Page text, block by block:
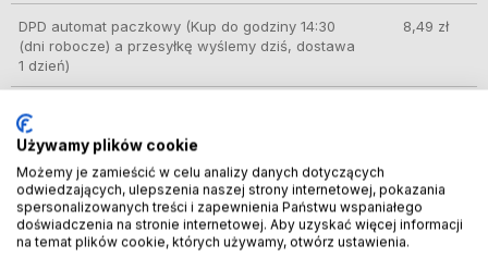
DPD automat paczkowy(Kup do godziny 14:30
(dni robocze) a przesyłkę wyślemy dziś, dostawa
1 dzień)
8,49 zł
sklepów Żabka i innych
(dni robocze) a przesyłkę wyślemy dziś, dostawa
1 dzień)
DPD Pickup punkt odbioru/automat paczkowy
(Kup do godziny 14:30 (dni robocze) a przesyłkę
wyślemy dziś, dostawa 1 dzień)
9,99 zł
Używamy plików cookie
Możemy je zamieścić w celu analizy danych dotyczących
odwiedzających, ulepszenia naszej strony internetowej, pokazania
spersonalizowanych treści i zapewnienia Państwu wspaniałego
doświadczenia na stronie internetowej. Aby uzyskać więcej informacji
na temat plików cookie, których używamy, otwórz ustawienia.